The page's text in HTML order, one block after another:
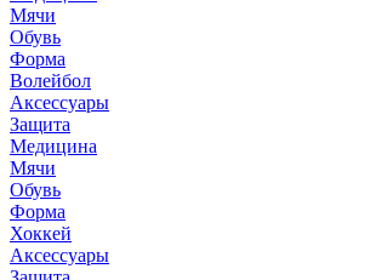
Мячи
Обувь
Форма
Волейбол
Аксессуары
Защита
Медицина
Мячи
Обувь
Форма
Хоккей
Аксессуары